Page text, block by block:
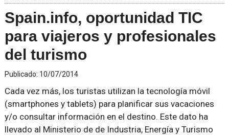
Spain.info, oportunidad TIC
para viajeros y profesionales
del turismo
Publicado: 10/07/2014
Cada vez más, los turistas utilizan la tecnología móvil
(smartphones y tablets) para planificar sus vacaciones
y/o consultar información en el destino. Este dato ha
llevado al Ministerio de de Industria, Energía y Turismo